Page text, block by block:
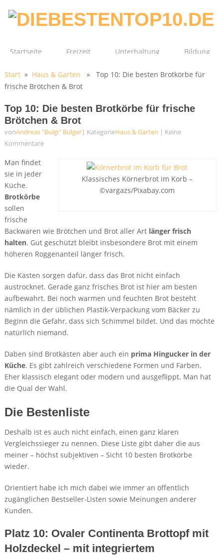
Startseite Freizeit Unterhaltung Bildung
Technik Film Gesundheit
Start» Haus & Garten » Top 10: Die besten Brotkörbe für
frische Brötchen & Brot
Top 10: Die besten Brotkörbe für frische
Brötchen & Brot
vonAndreas "Bulgi" Bulger| KategorieHaus & Garten | Keine
Kommentare
Klassisches Körnerbrot im Korb –
©vargazs/Pixabay.com
Man findet
sie in jeder
Küche.
Brotkörbe
sollen
frische
Backwaren wie Brötchen und Brot aller Art länger frisch
halten. Gut geschützt bleibt insbesondere Brot mit einem
höheren Roggenanteil länger frisch.
Die Kästen sorgen dafür, dass das Brot nicht einfach
austrocknet. Gerade ganz frisches Brot ist hier am besten
aufbewahrt. Bei noch warmen und feuchten Brot besteht
nämlich in der üblichen Plastik-Verpackung vom Bäcker zu
Beginn die Gefahr, dass sich Schimmel bildet. Und das möchte
natürlich niemand.
Daben sind Brotkästen aber auch ein prima Hingucker in der
Küche. Es gibt zahlreich verschiedene Formen und Farben.
Eher klassisch elegant oder modern und ausgeflippt. Man hat
die Qual der Wahl.
Die Bestenliste
Deshalb ist es auch nicht einfach, einen ganz klaren
Vergleichssieger zu nennen. Diese Liste gibt daher die aus
meiner – höchst subjektiven – Sicht 10 besten Brotkörbe
wieder.
Orientiert habe ich mich dabei wie immer an öffentlich
zugänglichen Bestseller-Listen sowie Meinungen anderer
Kunden.
Platz 10: Ovaler Continenta Brottopf mit
Holzdeckel – mit integriertem